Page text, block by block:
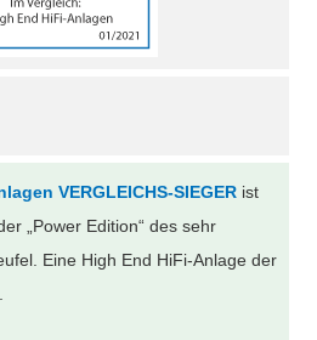
VERGLEICHS-SIEGER ist
„Power Edition“ des sehr
Eine High End HiFi-Anlage der